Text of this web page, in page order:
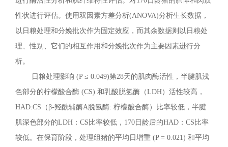
性状进行评估。使用双因素方差分析(ANOVA)分析生长数据，
以日粮处理和分娩批次作为固定效应，而其余数据则以日粮处
理、性别、它们的相互作用和分娩批次作为主要因素进行分
析。
日粮处理影响 (P ≤ 0.049)第28天的肌肉酶活性，半腱肌浅
色部分的柠檬酸合酶 (CS) 和乳酸脱氢酶（LDH）活性较高，
HAD:CS（β-羟酰辅酶A脱氢酶: 柠檬酸合酶）比率较低，半腱
肌深色部分的LDH：CS比率较低，170日龄后的HAD：CS比率
较低。在保育阶段，处理组猪的平均日增重 (P = 0.021) 和平均